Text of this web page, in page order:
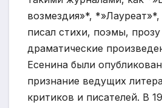
возмездия»*,
писал стихи, поэмы,
драматические
Есенина были
признание ведущих
критиков и писателей. В